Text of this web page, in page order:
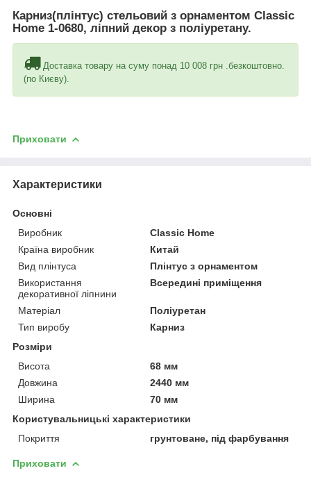
Карниз(плінтус) стельовий з орнаментом Classic
Home 1-0680, ліпний декор з поліуретану.
Доставка товару на суму понад 10 008 грн .безкоштовно.
(по Києву).
Приховати
Характеристики
Основні
Виробник
Classic Home
Країна виробник
Китай
Вид плінтуса
Плінтус з орнаментом
Використання
декоративної ліпнини
Всередині приміщення
Матеріал
Поліуретан
Тип виробу
Карниз
Розміри
Висота
68 мм
Довжина
2440 мм
Ширина
70 мм
Користувальницькі характеристики
Покриття
грунтоване, під фарбування
Приховати